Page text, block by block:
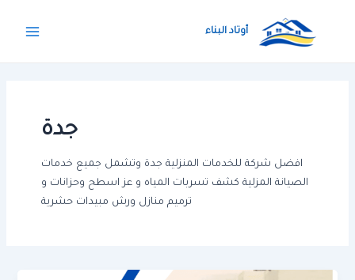
أوتاد البناء
جدة
افضل شركة للخدمات المنزلية جدة وتشمل جميع خدمات
الصيانة المزلية كشف تسربات المياه و عز اسطح وحزانات و
ترميم منازل ورش مبيدات حشرية